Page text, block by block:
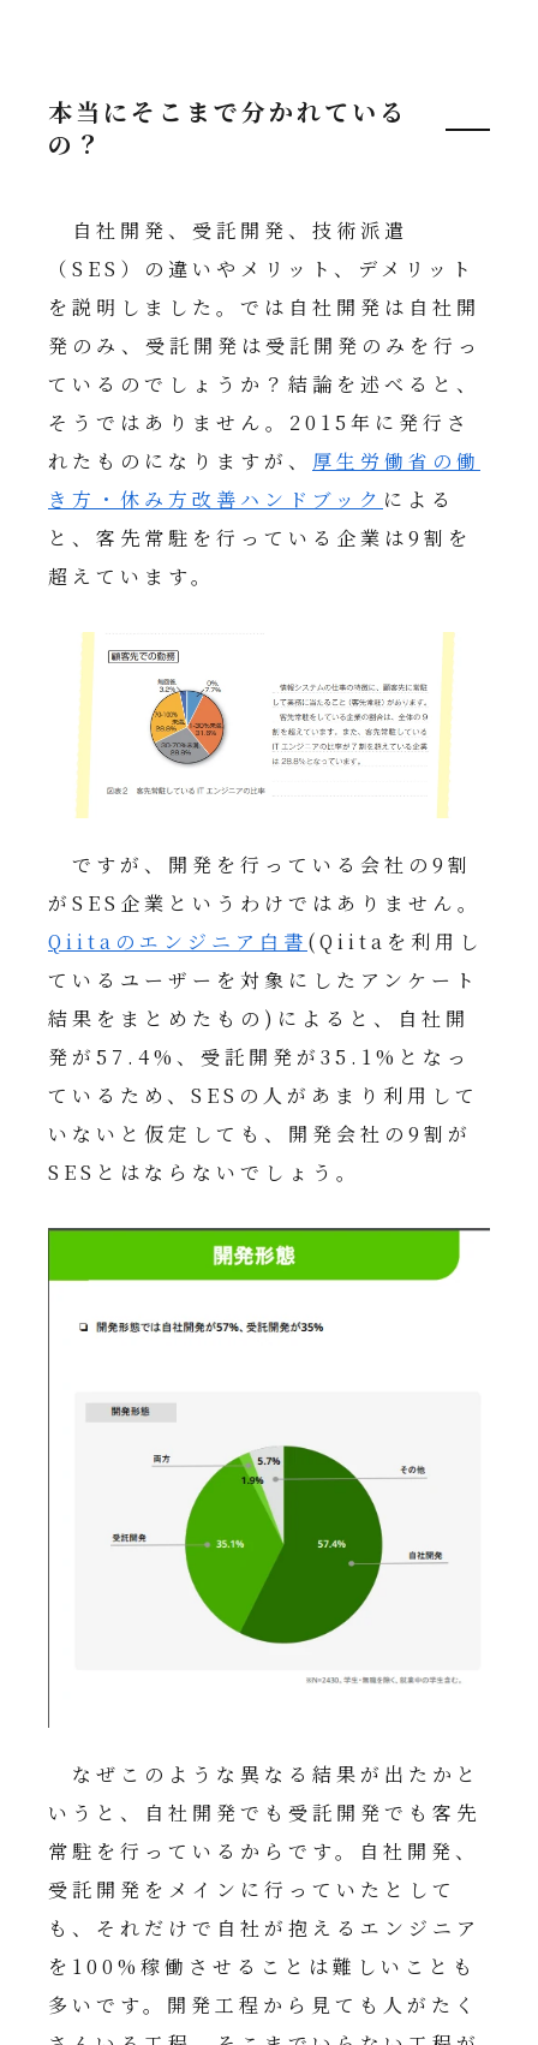
本当にそこまで分かれている
の？
自社開発、受託開発、技術派遣
（SES）の違いやメリット、デメリット
を説明しました。では自社開発は自社開
発のみ、受託開発は受託開発のみを行っ
ているのでしょうか？結論を述べると、
そうではありません。2015年に発行さ
れたものになりますが、 厚生労働省の働
き方・休み方改善ハンドブック による
と、客先常駐を行っている企業は9割を
超えています。
ですが、開発を行っている会社の9割
がSES企業というわけではありません。
Qiitaのエンジニア白書 (Qiitaを利用し
ているユーザーを対象にしたアンケート
結果をまとめたもの)によると、自社開
発が57.4%、受託開発が35.1%となっ
ているため、SESの人があまり利用して
いないと仮定しても、開発会社の9割が
SESとはならないでしょう。
なぜこのような異なる結果が出たかと
いうと、自社開発でも受託開発でも客先
常駐を行っているからです。自社開発、
受託開発をメインに行っていたとして
も、それだけで自社が抱えるエンジニア
を100%稼働させることは難しいことも
多いです。開発工程から見ても人がたく